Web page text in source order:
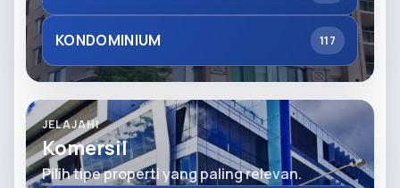
KONDOMINIUM 117
JELAJAHI
Komersil
Pilih tipe properti yang paling relevan.